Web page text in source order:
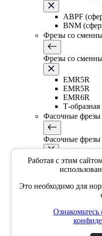
ABPF
BNM
Фрезы со
Фрезы со
EMR5R
EMR5R
EMR6R
Т-образная
Фасочные
Фасочные
SSK
SSP
YZD
Работая с этим
Это необходимо для